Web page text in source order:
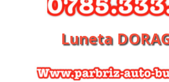
Luneta